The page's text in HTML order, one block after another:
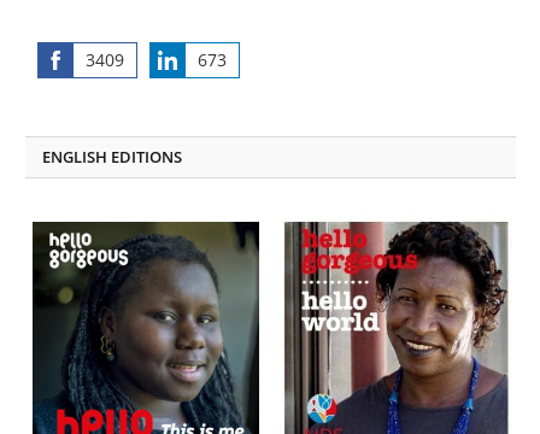
3409
Share
673
Share
ENGLISH EDITIONS